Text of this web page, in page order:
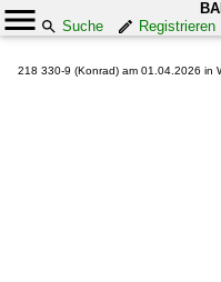
Suche
Registrieren
218 330-9 (Konrad) am 01.04.2026 in